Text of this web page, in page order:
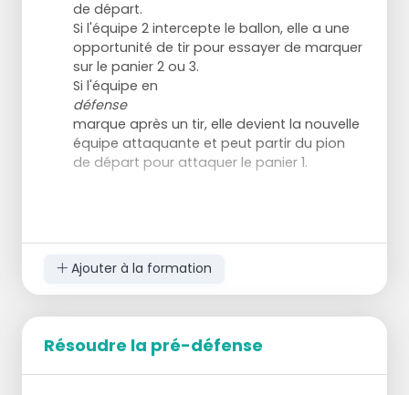
Comme l'exercice précédent, mais les
défenseurs doivent maintenant prêter une
attention particulière aux points suivants :
Entraînement à partir de la
d'ensemble de
Maintenir le triangle défensif dans la
zone du panier et dans le court avant.
Asseyez-vous bas et levez la main.
de départ.
Si l'équipe 2 intercepte le ballon, elle a une
opportunité de tir pour essayer de marquer
sur le panier 2 ou 3.
Si l'équipe en
défense
marque après un tir, elle devient la nouvelle
équipe attaquante et peut partir du pion
de départ pour attaquer le panier 1.
buts ?Vous pouvez varier.
Changez quand il y a plus de 8 joueurs :
après 1 ou 2 buts, changez rapidement.
Ajouter à la formation
Résoudre la pré-défense